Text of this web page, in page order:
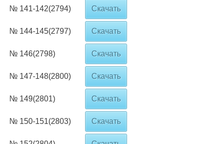
№ 141-142(2794) Скачать
№ 144-145(2797) Скачать
№ 146(2798) Скачать
№ 147-148(2800) Скачать
№ 149(2801) Скачать
№ 150-151(2803) Скачать